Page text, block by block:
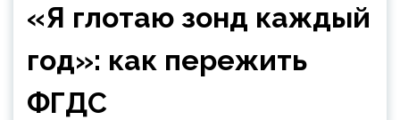
«Я глотаю зонд каждый
год»: как пережить
ФГДС